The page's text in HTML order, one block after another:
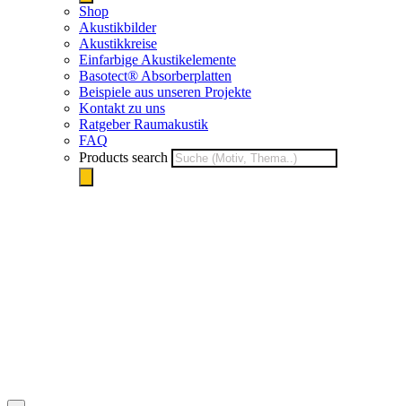
Shop
Akustikbilder
Akustikkreise
Einfarbige Akustikelemente
Basotect® Absorberplatten
Beispiele aus unseren Projekte
Kontakt zu uns
Ratgeber Raumakustik
FAQ
Products search